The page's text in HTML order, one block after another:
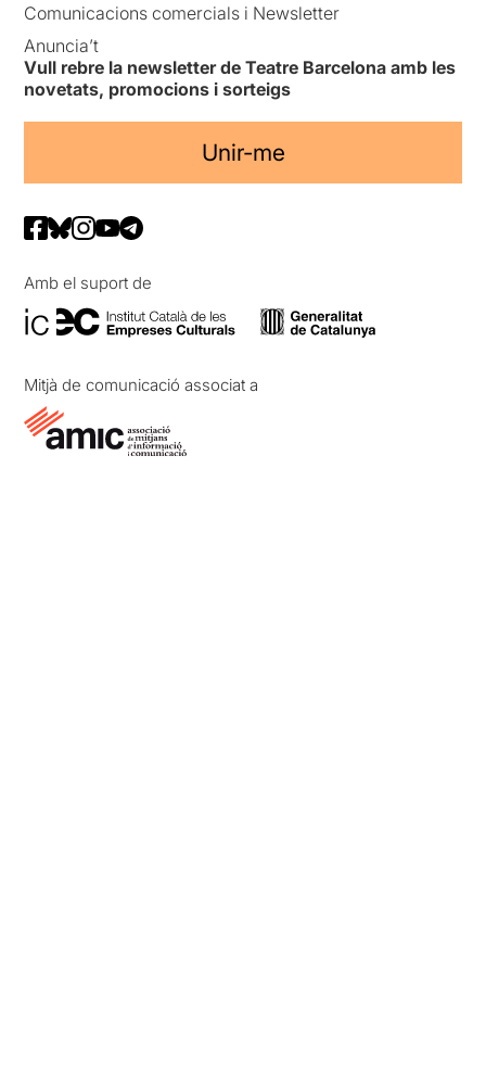
Comunicacions comercials i Newsletter
Anuncia’t
Vull rebre la newsletter de Teatre Barcelona amb les
novetats, promocions i sorteigs
Unir-me
Amb el suport de
Mitjà de comunicació associat a